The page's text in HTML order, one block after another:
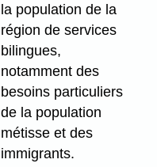
la population de la
région de services
bilingues,
notamment des
besoins particuliers
de la population
métisse et des
immigrants.